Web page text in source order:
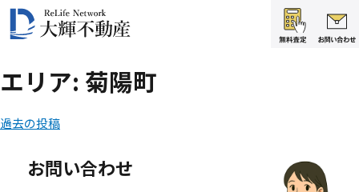
エリア: 菊陽町
投
過去の投稿
お問い合わせ